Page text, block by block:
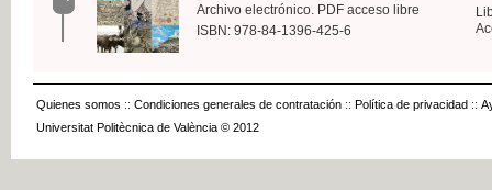
Archivo electrónico. PDF acceso libre
ISBN: 978-84-1396-425-6
Quienes somos :: Condiciones generales de contratación :: Política de privacidad ::
Universitat Politècnica de València © 2012